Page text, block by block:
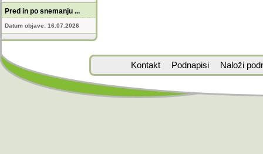
Pred in po snemanju ...
Datum objave: 16.07.2026
Kontakt Podnapisi Naloži